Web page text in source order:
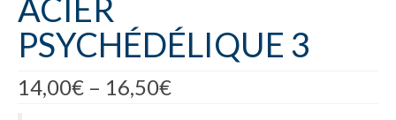
ACIER
PSYCHÉDÉLIQUE 3
14,00€ – 16,50€